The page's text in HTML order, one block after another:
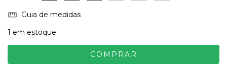
Guia de medidas
1 em estoque